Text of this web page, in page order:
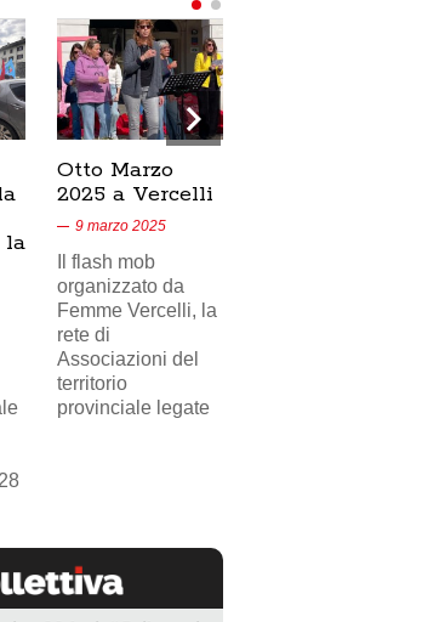
la
Otto Marzo
2025 a Vercelli
9 marzo 2025
Il flash mob
organizzato da
Femme Vercelli, la
rete di
Associazioni del
territorio
provinciale legate